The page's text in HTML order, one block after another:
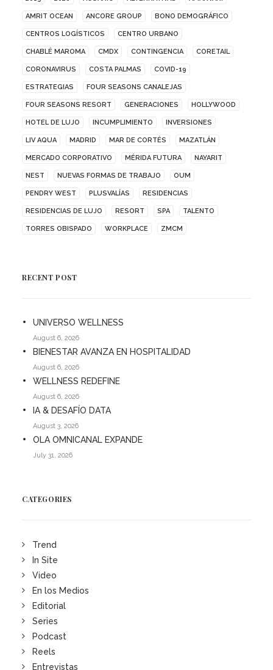
AMRIT OCEAN ANCORE GROUP BONO DEMOGRÁFICO
CENTROS LOGÍSTICOS CENTRO URBANO
CHABLÉ MAROMA CMDX CONTINGENCIA CORETAIL
CORONAVIRUS COSTA PALMAS COVID-19
ESTRATEGIAS FOUR SEASONS CANALEJAS
FOUR SEASONS RESORT GENERACIONES HOLLYWOOD
HOTEL DE LUJO INCUMPLIMIENTO INVERSIONES
LIV AQUA MADRID MAR DE CORTÉS MAZATLÁN
MERCADO CORPORATIVO MÉRIDA FUTURA NAYARIT
NEST NUEVAS FORMAS DE TRABAJO OUM
PENDRY WEST PLUSVALÍAS RESIDENCIAS
RESIDENCIAS DE LUJO RESORT SPA TALENTO
TORRES OBISPADO WORKPLACE ZMCM
RECENT POST
UNIVERSO WELLNESS
August 6, 2026
BIENESTAR AVANZA EN HOSPITALIDAD
August 6, 2026
WELLNESS REDEFINE
August 6, 2026
IA & DESAFÍO DATA
August 3, 2026
OLA OMNICANAL EXPANDE
July 31, 2026
CATEGORIES
Trend
In Site
Video
En los Medios
Editorial
Series
Podcast
Reels
Entrevistas